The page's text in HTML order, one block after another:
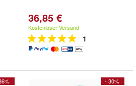
36,85 €
Kostenloser Versand
1
- 30%